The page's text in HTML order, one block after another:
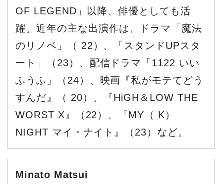
OF LEGEND」以降、俳優としても活
躍。近年の主な出演作は、ドラマ「魔法
のリノベ」（ 22）、「スタンドUPスタ
ート」（23）、配信ドラマ「1122 いい
ふうふ」（24）、映画『私がモテてどう
すんだ』（ 20）、『HiGH＆LOW THE
WORST X』（22）、『MY（ K）
NIGHT マイ・ナイト』（23）など。
Minato Matsui